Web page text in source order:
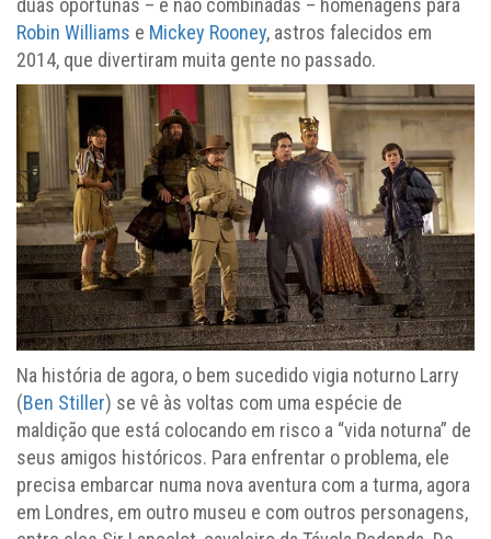
duas oportunas – e não combinadas – homenagens para
Robin Williams e Mickey Rooney, astros falecidos em
2014, que divertiram muita gente no passado.
Na história de agora, o bem sucedido vigia noturno Larry
(Ben Stiller) se vê às voltas com uma espécie de
maldição que está colocando em risco a “vida noturna” de
seus amigos históricos. Para enfrentar o problema, ele
precisa embarcar numa nova aventura com a turma, agora
em Londres, em outro museu e com outros personagens,